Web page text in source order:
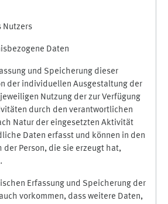
Nutzers
Daten
und Speicherung dieser
der individuellen Ausgestaltung der
Nutzung der zur Verfügung
durch den verantwortlichen
Natur der eingesetzten Aktivität
Daten erfasst und können in den
der Person, die sie erzeugt hat,
Erfassung und Speicherung der
vorkommen, dass weitere Daten,